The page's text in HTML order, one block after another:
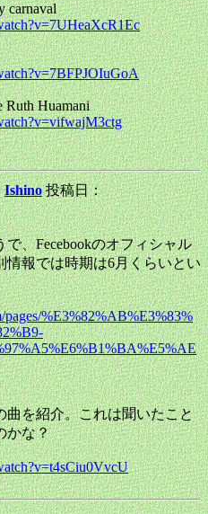
carnaval
Huamani
Ishino 投稿日：
、Fecebookのオフィシャル
情報では時期は6月くらいとい
%E3%82%AB%E3%83%
曲を紹介。これは聞いたこと
かな？